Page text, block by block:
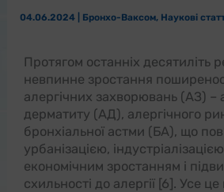
04.06.2024 Бронхо-Ваксом, Наукові
Протягом останніх десятиліть
невпинне зростання
алергічних захворювань (АЗ) –
дерматиту (АД), алергічного
бронхіальної астми (БА), що
урбанізацією,
економічним зростанням і
схильності до алергії [6]. Усе